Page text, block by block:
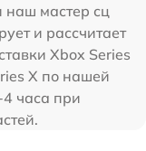
наш мастер сц
и рассчитает
Xbox Series
X по нашей
4 часа при